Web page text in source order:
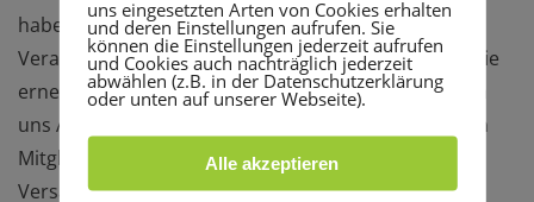
haben in dieser schwierigen Zeit auch eine große
Verantwortung, der wir gerecht werden möchten. Die
erneute Absage erfolgt nicht zuletzt zum Schutz von
uns Allen, insbesondere zum Schutz unserer älteren
Mitglieder, welche immer gerne an den
Versammlungen in den vergangenen Jahren
uns eingesetzten Arten von Cookies erhalten
und deren Einstellungen aufrufen. Sie
können die Einstellungen jederzeit aufrufen
und Cookies auch nachträglich jederzeit
abwählen (z.B. in der Datenschutzerklärung
oder unten auf unserer Webseite).
Alle akzeptieren